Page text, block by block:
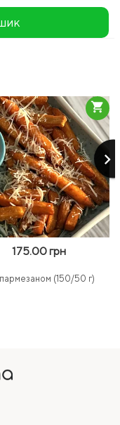
keyboard_arrow_right
175.00 грн
пармезаном (150/50 г)
shopping_cart